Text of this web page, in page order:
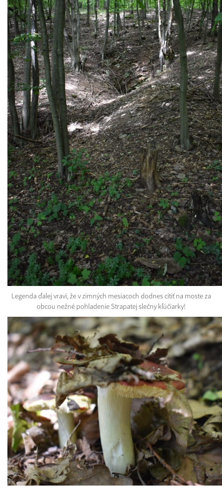
Legenda ďalej vraví, že v zimných mesiacoch dodnes cítiť na moste za
obcou nežné pohladenie Strapatej slečny kľúčiarky!